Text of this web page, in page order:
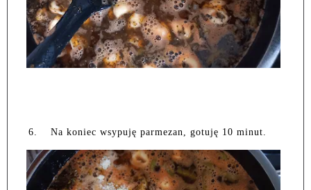
6. Na koniec wsypuję parmezan, gotuję 10 minut.